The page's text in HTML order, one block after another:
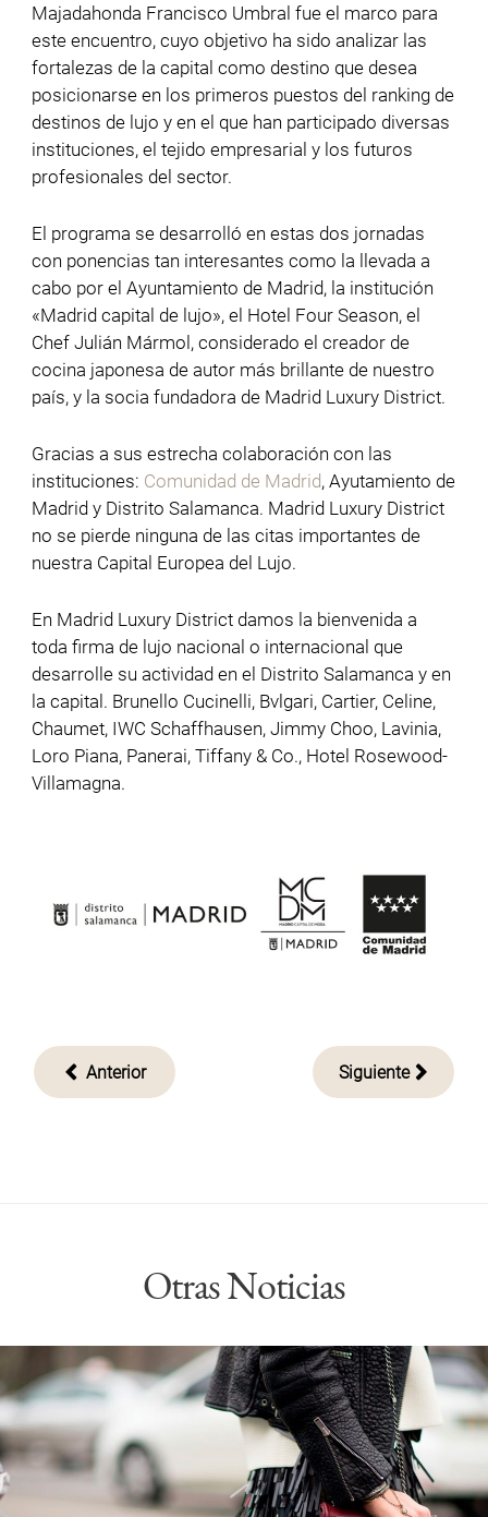
Majadahonda Francisco Umbral fue el marco para
este encuentro, cuyo objetivo ha sido analizar las
fortalezas de la capital como destino que desea
posicionarse en los primeros puestos del ranking de
destinos de lujo y en el que han participado diversas
instituciones, el tejido empresarial y los futuros
profesionales del sector.
El programa se desarrolló en estas dos jornadas
con ponencias tan interesantes como la llevada a
cabo por el Ayuntamiento de Madrid, la institución
«Madrid capital de lujo», el Hotel Four Season, el
Chef Julián Mármol, considerado el creador de
cocina japonesa de autor más brillante de nuestro
país, y la socia fundadora de Madrid Luxury District.
Gracias a sus estrecha colaboración con las
instituciones: Comunidad de Madrid, Ayutamiento de
Madrid y Distrito Salamanca. Madrid Luxury District
no se pierde ninguna de las citas importantes de
nuestra Capital Europea del Lujo.
En Madrid Luxury District damos la bienvenida a
toda firma de lujo nacional o internacional que
desarrolle su actividad en el Distrito Salamanca y en
la capital. Brunello Cucinelli, Bvlgari, Cartier, Celine,
Chaumet, IWC Schaffhausen, Jimmy Choo, Lavinia,
Loro Piana, Panerai, Tiffany & Co., Hotel Rosewood-
Villamagna.
Navegación
de
Anterior Siguiente
Otras Noticias